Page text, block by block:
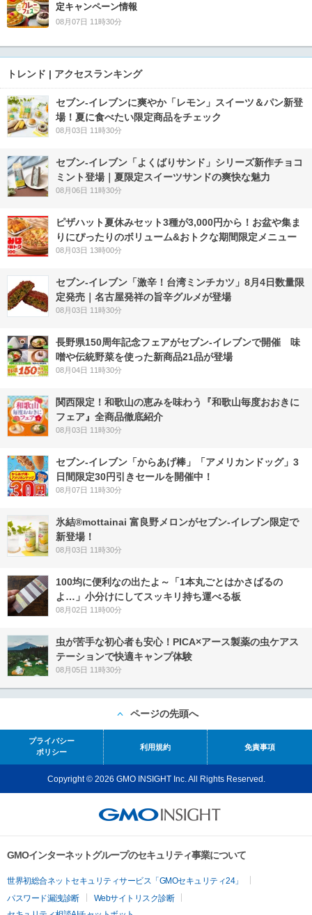
定キャンペーン情報
08月07日 11時30分
トレンド | アクセスランキング
セブン‐イレブンに爽やか「レモン」スイーツ＆パン新登
場！夏に食べたい限定商品をチェック
08月03日 11時30分
セブン‐イレブン「よくばりサンド」シリーズ新作チョコ
ミント登場｜夏限定スイーツサンドの爽快な魅力
08月06日 11時30分
ピザハット夏休みセット3種が3,000円から！お盆や集ま
りにぴったりのボリューム&おトクな期間限定メニュー
08月03日 13時00分
セブン-イレブン「激辛！台湾ミンチカツ」8月4日数量限
定発売｜名古屋発祥の旨辛グルメが登場
08月03日 11時30分
長野県150周年記念フェアがセブン-イレブンで開催 味
噌や伝統野菜を使った新商品21品が登場
08月04日 11時30分
関西限定！和歌山の恵みを味わう『和歌山毎度おおきに
フェア』全商品徹底紹介
08月03日 11時30分
セブン‐イレブン「からあげ棒」「アメリカンドッグ」3
日間限定30円引きセールを開催中！
08月07日 11時30分
氷結®mottainai 富良野メロンがセブン‐イレブン限定で
新登場！
08月03日 11時30分
100均に便利なの出たよ～「1本丸ごとはかさばるの
よ…」小分けにしてスッキリ持ち運べる板
08月02日 11時00分
虫が苦手な初心者も安心！PICA×アース製薬の虫ケアス
テーションで快適キャンプ体験
08月05日 11時30分
ページの先頭へ
プライバシー
ポリシー
利用規約 免責事項
Copyright © 2026 GMO INSIGHT Inc. All Rights Reserved.
GMOインターネットグループのセキュリティ事業について
世界初総合ネットセキュリティサービス「GMOセキュリティ24」
パスワード漏洩診断
Webサイトリスク診断